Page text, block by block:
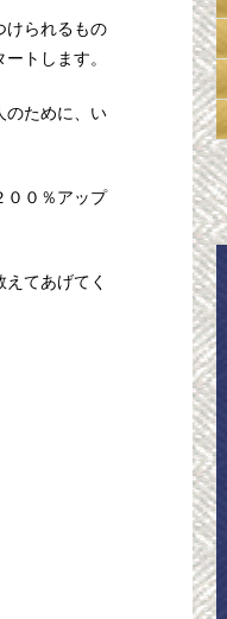
けられるもの
トします。
のために、い
００％アップ
てあげてく